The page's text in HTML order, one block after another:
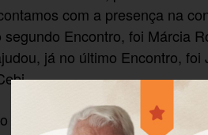
com a presença na
Encontro, foi Márcia
já no último Encontro, foi
de Janeiro, do Ceará, de